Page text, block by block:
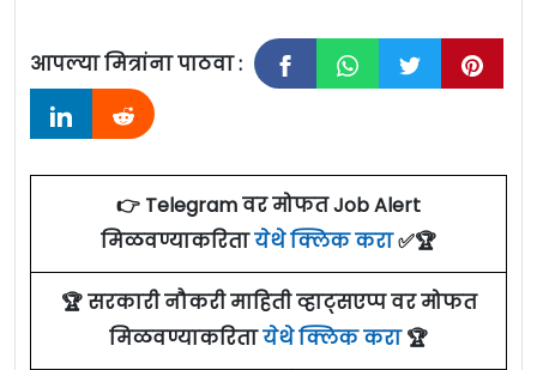
आपल्या मित्रांना पाठवा :
👉 Telegram वर मोफत Job Alert
मिळवण्याकरितायेथे क्लिक करा✅🏆
🏆 सरकारी नौकरी माहिती व्हाट्सएप्प वर मोफत
मिळवण्याकरितायेथे क्लिक करा🏆